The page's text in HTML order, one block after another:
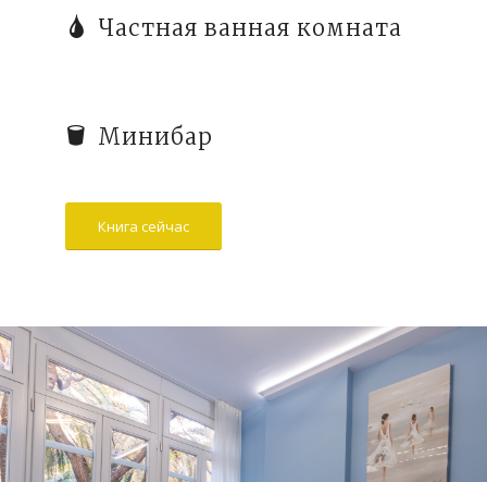
Частная ванная комната
Минибар
Книга сейчас